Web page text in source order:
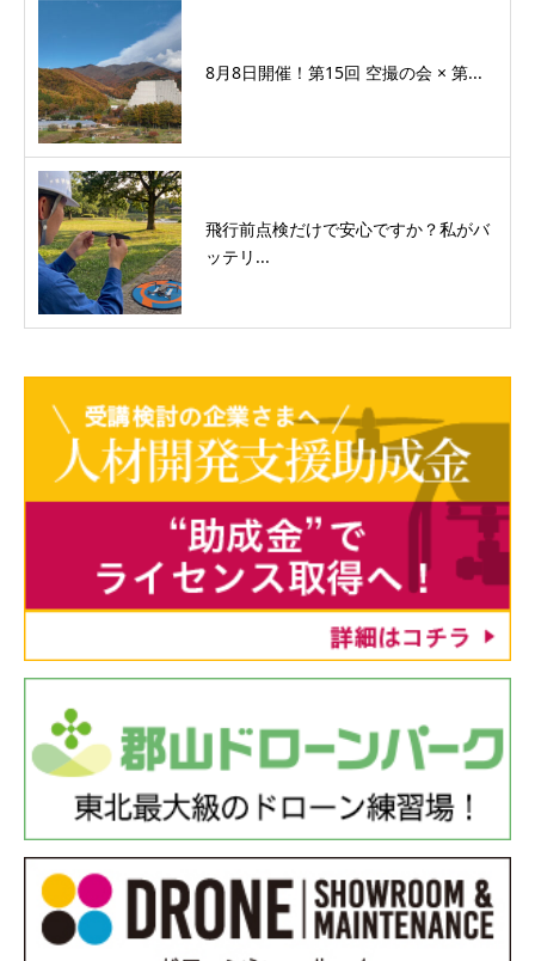
8月8日開催！第15回 空撮の会 × 第...
飛行前点検だけで安心ですか？私がバ
ッテリ...